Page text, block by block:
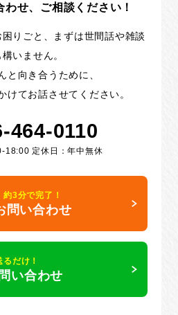
せ、ご相談ください！
りごと、まずは世間話や雑談
いません。
と向き合うために、
けてお話させてください。
464-0110
18:00 定休日：年中無休
3分で完了！
問い合わせ
だけ！
い合わせ